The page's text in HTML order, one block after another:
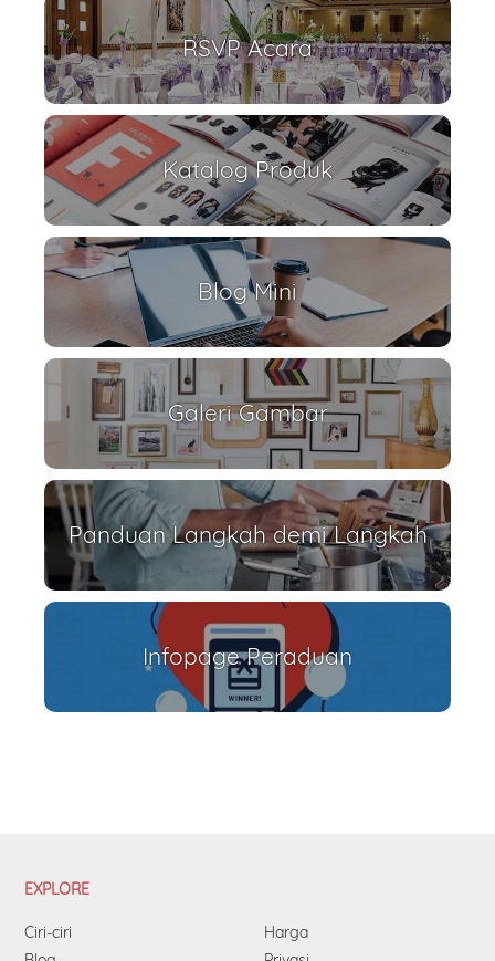
RSVP Acara
Katalog Produk
Blog Mini
Galeri Gambar
Panduan Langkah demi Langkah
Infopage Peraduan
EXPLORE
Ciri-ciri
Harga